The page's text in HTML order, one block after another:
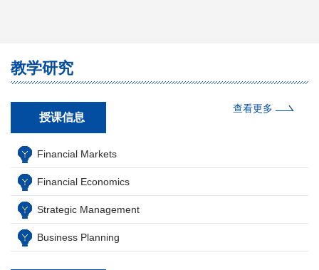
教学研究
授课信息
查看更多
Financial Markets
Financial Economics
Strategic Management
Business Planning